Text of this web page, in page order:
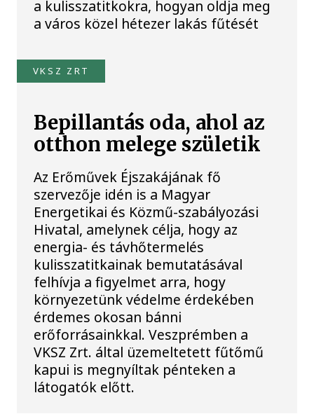
a kulisszatitkokra, hogyan oldja meg
a város közel hétezer lakás fűtését
VKSZ ZRT
Bepillantás oda, ahol az
otthon melege születik
Az Erőművek Éjszakájának fő
szervezője idén is a Magyar
Energetikai és Közmű-szabályozási
Hivatal, amelynek célja, hogy az
energia- és távhőtermelés
kulisszatitkainak bemutatásával
felhívja a figyelmet arra, hogy
környezetünk védelme érdekében
érdemes okosan bánni
erőforrásainkkal. Veszprémben a
VKSZ Zrt. által üzemeltetett fűtőmű
kapui is megnyíltak pénteken a
látogatók előtt.